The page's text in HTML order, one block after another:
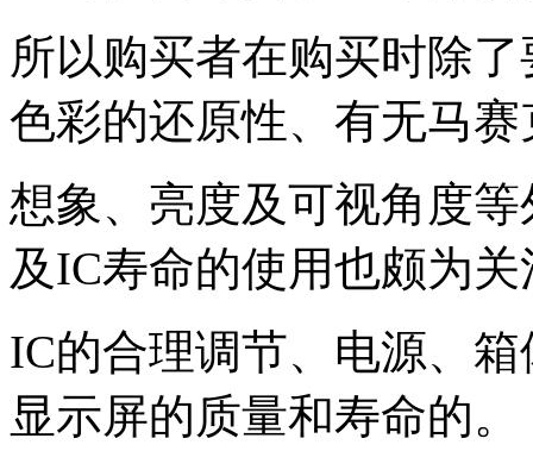
所以购买者在购买时除
色彩的还原性、有无马赛
想象、亮度及可视角度
及IC寿命的使用也颇为
IC的合理调节、电源、
显示屏的质量和寿命的。